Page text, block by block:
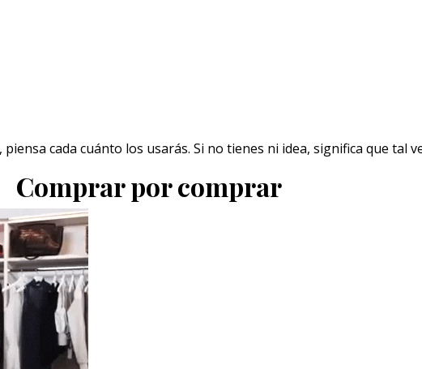
cada cuánto los usarás. Si no tienes ni idea, significa que tal
Comprar por comprar